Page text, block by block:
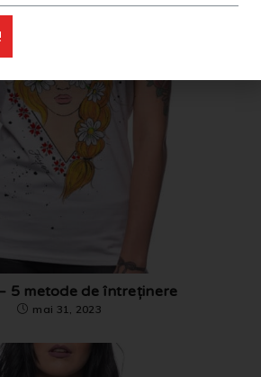
5 metode de întreținere
mai 31, 2023